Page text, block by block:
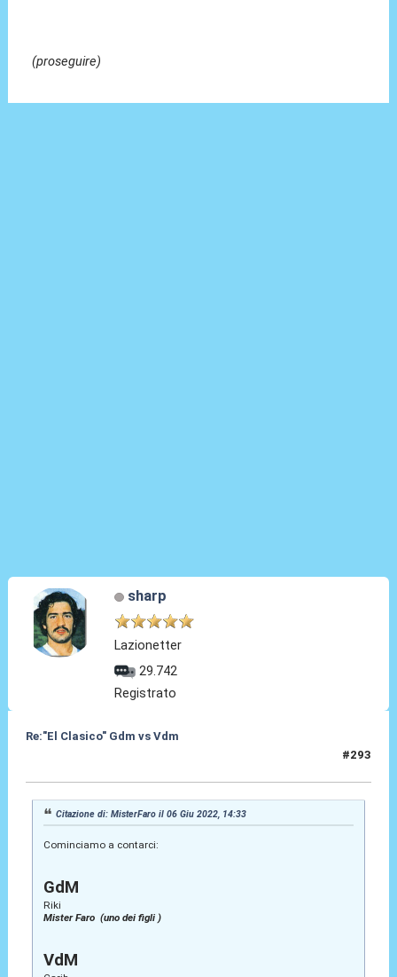
(proseguire)
sharp
Lazionetter
29.742
Registrato
Re:"El Clasico" Gdm vs Vdm
#293
Citazione di: MisterFaro il 06 Giu 2022, 14:33
Cominciamo a contarci:
GdM
Riki
Mister Faro (uno dei figli )
VdM